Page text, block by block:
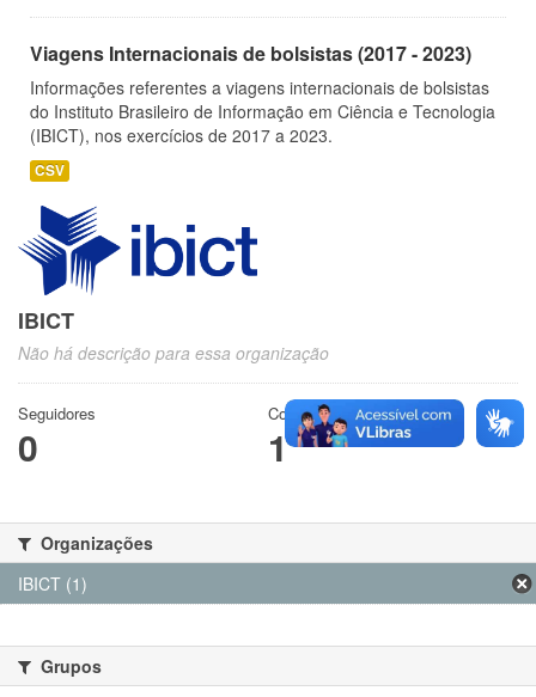
Viagens Internacionais de bolsistas (2017 - 2023)
Informações referentes a viagens internacionais de bolsistas
do Instituto Brasileiro de Informação em Ciência e Tecnologia
(IBICT), nos exercícios de 2017 a 2023.
CSV
IBICT
Não há descrição para essa organização
Seguidores
0
Conjuntos de dados
1
Organizações
IBICT (1)
Grupos